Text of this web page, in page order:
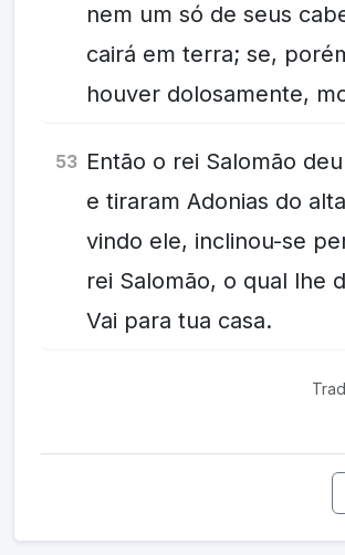
nem um só de seus
cairá em terra; se,
houver dolosamente,
53 Então o rei Salomão
e tiraram Adonias do
vindo ele, inclinou-se
rei Salomão, o qual lhe
Vai para tua casa.